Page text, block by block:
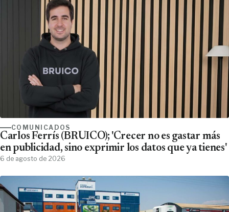
COMUNICADOS
Carlos Ferrís (BRUICO); 'Crecer no es gastar más
en publicidad, sino exprimir los datos que ya tienes'
6 de agosto de 2026